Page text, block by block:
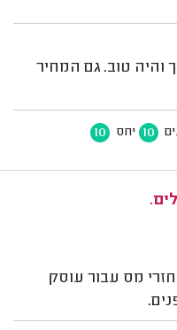
והיה טוב. גם המחיר
10 יחס 10
מס עבור עוסק